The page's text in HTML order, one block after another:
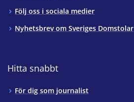
Följ oss i sociala medier
Nyhetsbrev om Sveriges Domstolar
Hitta snabbt
För dig som journalist